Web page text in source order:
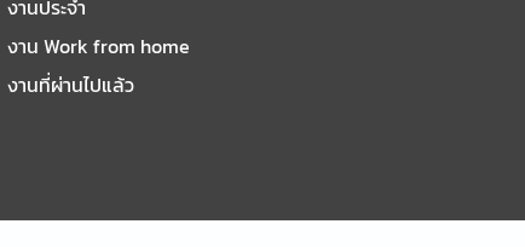
งานประจำ
งาน Work from home
งานที่ผ่านไปแล้ว